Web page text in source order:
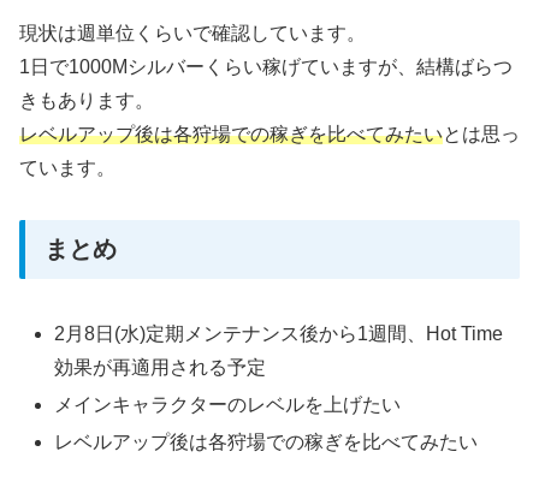
現状は週単位くらいで確認しています。
1日で1000Mシルバーくらい稼げていますが、結構ばらつ
きもあります。
レベルアップ後は各狩場での稼ぎを比べてみたいとは思っ
ています。
まとめ
2月8日(水)定期メンテナンス後から1週間、Hot Time
効果が再適用される予定
メインキャラクターのレベルを上げたい
レベルアップ後は各狩場での稼ぎを比べてみたい